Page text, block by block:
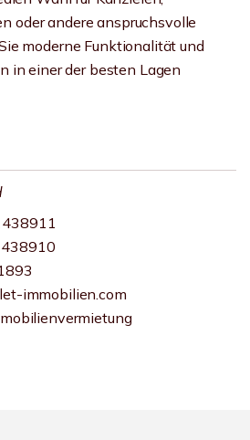
oder andere anspruchsvolle
moderne Funktionalität und
in einer der besten Lagen
immobilien.com